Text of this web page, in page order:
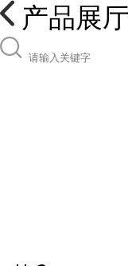
产品展厅